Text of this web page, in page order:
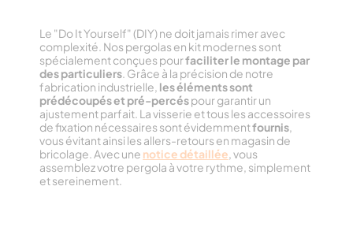
Le "Do It Yourself" (DIY) ne doit jamais rimer avec
complexité. Nos pergolas en kit modernes sont
spécialement conçues pourfaciliter le montage par
des particuliers. Grâce à la précision de notre
fabrication industrielle, les éléments sont
prédécoupés et pré-percéspour garantir un
ajustement parfait. La visserie et tous les accessoires
de fixation nécessaires sont évidemmentfournis,
vous évitant ainsi les allers-retours en magasin de
bricolage. Avec une notice détaillée, vous
assemblez votre pergola à votre rythme, simplement
et sereinement.